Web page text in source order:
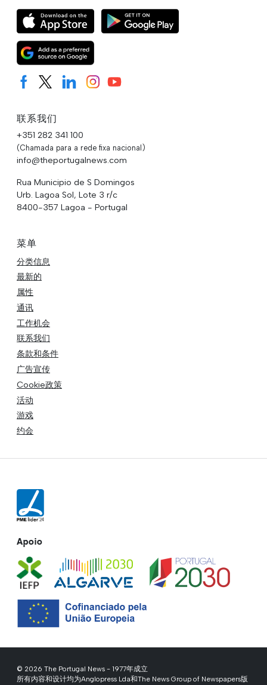
联系我们
+351 282 341 100
(Chamada para a rede fixa nacional)
info@theportugalnews.com
Rua Municipio de S Domingos
Urb. Lagoa Sol, Lote 3 r/c
8400-357 Lagoa - Portugal
菜单
分类信息
最新的
属性
通讯
工作机会
联系我们
条款和条件
广告宣传
Cookie政策
活动
游戏
约会
Apoio
© 2026 The Portugal News - 1977年成立
所有内容和设计均为Anglopress Lda和The News Group of Newspapers版